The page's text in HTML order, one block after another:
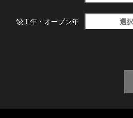
竣工年・ オープン年 選択